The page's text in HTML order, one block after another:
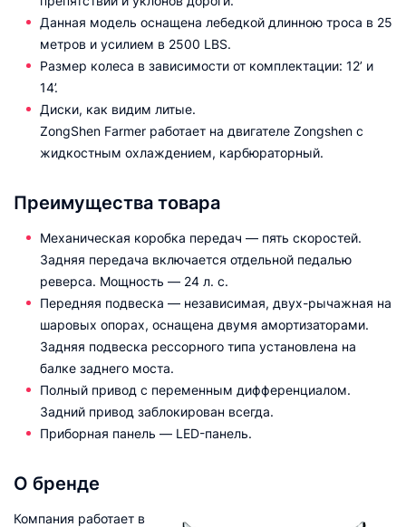
Данная модель оснащена лебедкой длинною троса в 25
метров и усилием в 2500 LBS.
Размер колеса в зависимости от комплектации: 12’ и
14’.
Диски, как видим литые.
ZongShen Farmer работает на двигателе Zongshen с
жидкостным охлаждением, карбюраторный.
Преимущества товара
Механическая коробка передач — пять скоростей.
Задняя передача включается отдельной педалью
реверса. Мощность — 24 л. с.
Передняя подвеска — независимая, двух-рычажная на
шаровых опорах, оснащена двумя амортизаторами.
Задняя подвеска рессорного типа установлена на
балке заднего моста.
Полный привод с переменным дифференциалом.
Задний привод заблокирован всегда.
Приборная панель — LED-панель.
О бренде
Компания работает в